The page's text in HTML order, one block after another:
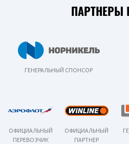
ПАРТНЕРЫ
ГЕНЕРАЛЬНЫЙ СПОНСОР
ОФИЦИАЛЬНЫЙ
ПЕРЕВОЗЧИК
ОФИЦИАЛЬНЫЙ
ПАРТНЕР